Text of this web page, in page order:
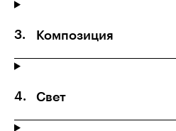
Композиция
Свет